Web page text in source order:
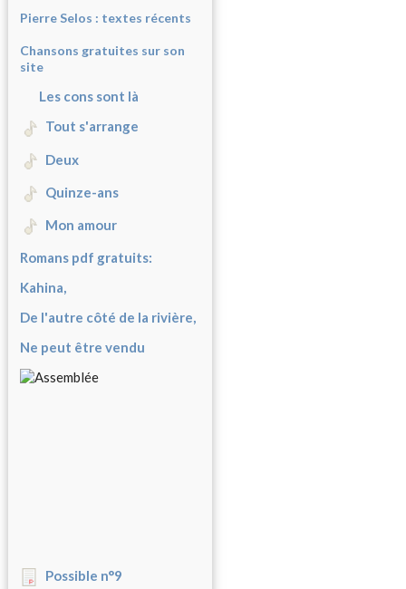
Pierre Selos : textes récents
Chansons gratuites sur son
site
Les cons sont là
Tout s'arrange
Deux
Quinze-ans
Mon amour
Romans pdf gratuits:
Kahina,
De l'autre côté de la rivière,
Ne peut être vendu
Possible n°9